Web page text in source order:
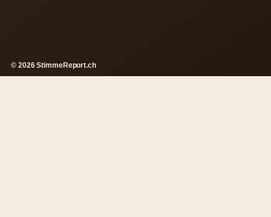
© 2026 StimmeReport.ch